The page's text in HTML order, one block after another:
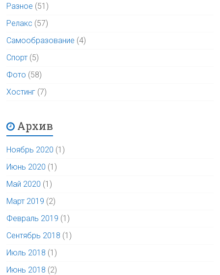
Разное (51)
Релакс (57)
Самообразование (4)
Спорт (5)
Фото (58)
Хостинг (7)
Архив
Ноябрь 2020 (1)
Июнь 2020 (1)
Май 2020 (1)
Март 2019 (2)
Февраль 2019 (1)
Сентябрь 2018 (1)
Июль 2018 (1)
Июнь 2018 (2)